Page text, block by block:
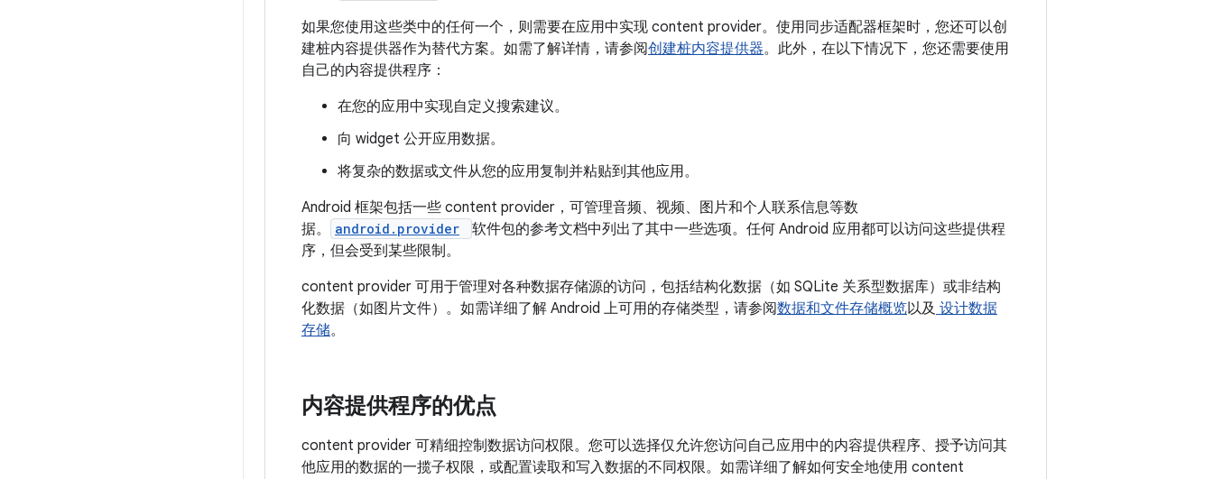
如果您使用这些类中的任何一个，则需要在应用中实现 content provider。使用同步适配器框架时，您还可以创
建桩内容提供器作为替代方案。如需了解详情，请参阅创建桩内容提供器。此外，在以下情况下，您还需要使用
自己的内容提供程序：
在您的应用中实现自定义搜索建议。
向 widget 公开应用数据。
将复杂的数据或文件从您的应用复制并粘贴到其他应用。
Android 框架包括一些 content provider，可管理音频、视频、图片和个人联系信息等数
据。
android.provider
软件包的参考文档中列出了其中一些选项。任何 Android 应用都可以访问这些提供程
序，但会受到某些限制。
content provider 可用于管理对各种数据存储源的访问，包括结构化数据（如 SQLite 关系型数据库）或非结构
化数据（如图片文件）。如需详细了解 Android 上可用的存储类型，请参阅数据和文件存储概览以及 设计数据
存储。
内容提供程序的优点
content provider 可精细控制数据访问权限。您可以选择仅允许您访问自己应用中的内容提供程序、授予访问其
他应用的数据的一揽子权限，或配置读取和写入数据的不同权限。如需详细了解如何安全地使用 content